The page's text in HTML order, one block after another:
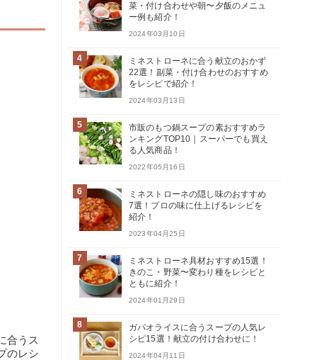
合うス
のレシ
菜・付け合わせや朝〜夕飯のメニュ
ー例も紹介！
2024年03月10日
4
ミネストローネに合う献立のおかず
22選！副菜・付け合わせのおすすめ
をレシピで紹介！
2024年03月13日
5
市販のもつ鍋スープの素おすすめラ
ンキングTOP10｜スーパーでも買え
る人気商品！
2022年05月16日
6
ミネストローネの隠し味のおすすめ
7選！プロの味に仕上げるレシピを
紹介！
2023年04月25日
7
ミネストローネ具材おすすめ15選！
きのこ・野菜〜変わり種をレシピと
ともに紹介！
2024年01月29日
8
ガパオライスに合うスープの人気レ
シピ15選！献立の付け合わせに！
2024年04月11日